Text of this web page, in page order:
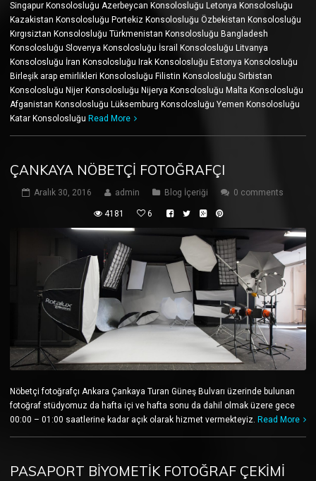
Singapur Konsolosluğu Azerbeycan Konsolosluğu Letonya Konsolosluğu
Kazakistan Konsolosluğu Portekiz Konsolosluğu Özbekistan Konsolosluğu
Kırgısiztan Konsolosluğu Türkmenistan Konsolosluğu Bangladesh
Konsolosluğu Slovenya Konsolosluğu İsrail Konsolosluğu Litvanya
Konsolosluğu İran Konsolosluğu Irak Konsolosluğu Estonya Konsolosluğu
Birleşik arap emirlikleri Konsolosluğu Filistin Konsolosluğu Sırbistan
Konsolosluğu Nijer Konsolosluğu Nijerya Konsolosluğu Malta Konsolosluğu
Afganistan Konsolosluğu Lüksemburg Konsolosluğu Yemen Konsolosluğu
Katar Konsolosluğu Read More
ÇANKAYA NÖBETÇI FOTOĞRAFÇI
Aralık 30, 2016 admin Blog İçeriği 0 comments
4181 6
Nöbetçi fotoğrafçı Ankara Çankaya Turan Güneş Bulvarı üzerinde bulunan
fotoğraf stüdyomuz da hafta içi ve hafta sonu da dahil olmak üzere gece
00:00 – 01:00 saatlerine kadar açık olarak hizmet vermekteyiz. Read More
PASAPORT BIYOMETIK FOTOĞRAF ÇEKIMI